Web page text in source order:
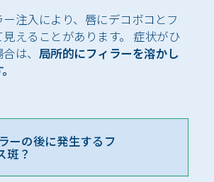
注入により、唇にデコボコとフ
えることがあります。 症状がひ
は、 局所的にフィラーを溶かし
ーの後に発生するフ
斑？